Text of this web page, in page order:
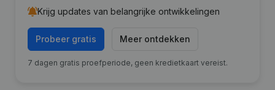
Krijg updates van belangrijke ontwikkelingen
Probeer gratis Meer ontdekken
7 dagen gratis proefperiode, geen kredietkaart vereist.